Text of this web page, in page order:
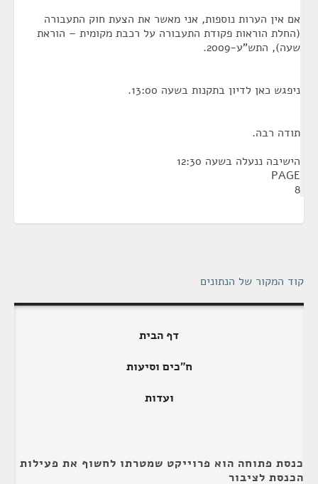
אם אין הערות נוספות, אני מאשר את הצעת חוק התעבורה
(החלת הוראות פקודת התעבורה על רכבת מקומית – הוראת
שעה), התש"ע-2009.
ניפגש כאן לדיון בתקנות בשעה 13:00.
תודה רבה.
הישיבה ננעלה בשעה 12:30
PAGE
8
קוד המקור של הנתונים
דף הבית
ח"כים וסיעות
ועדות
כנסת פתוחה הוא פרוייקט שמטרתו לחשוף את פעילות
הכנסת לציבור